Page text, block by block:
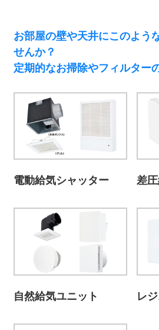
お部屋の壁や天井にこのよう
せんか？
定期的なお掃除やフィルター
電動給気シャッター 差
自然給気ユニット レ